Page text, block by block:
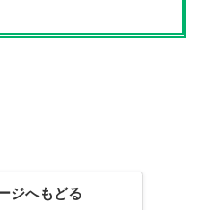
ジへもどる